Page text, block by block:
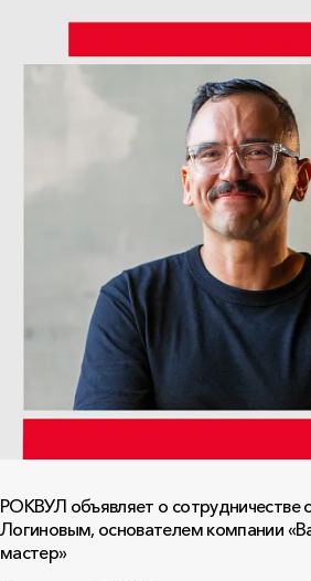
РОКВУЛ объявляет о сотрудничестве
Логиновым, основателем компании
мастер»